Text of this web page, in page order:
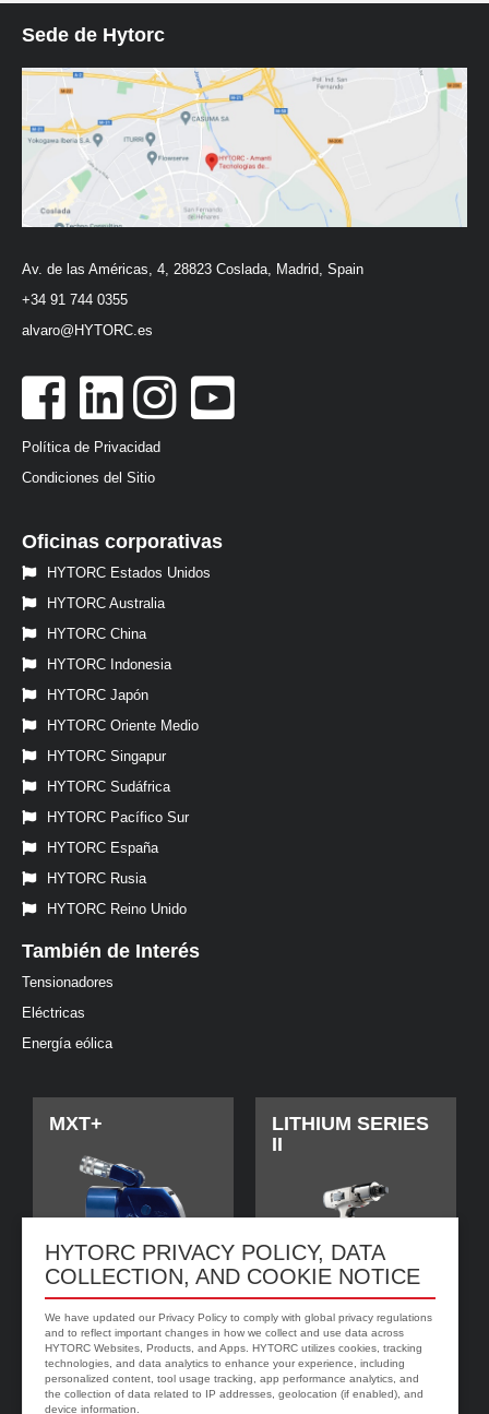
HYTORC PRIVACY POLICY, DATA
COLLECTION, AND COOKIE NOTICE
We have updated our Privacy Policy to comply with global privacy regulations
and to reflect important changes in how we collect and use data across
HYTORC Websites, Products, and Apps. HYTORC utilizes cookies, tracking
technologies, and data analytics to enhance your experience, including
personalized content, tool usage tracking, app performance analytics, and
the collection of data related to IP addresses, geolocation (if enabled), and
device information.
Sede de Hytorc
Av. de las Américas, 4, 28823 Coslada, Madrid, Spain
+34 91 744 0355
alvaro@HYTORC.es
Política de Privacidad
Condiciones del Sitio
Oficinas corporativas
HYTORC Estados Unidos
HYTORC Australia
HYTORC China
HYTORC Indonesia
HYTORC Japón
HYTORC Oriente Medio
HYTORC Singapur
HYTORC Sudáfrica
HYTORC Pacífico Sur
HYTORC España
HYTORC Rusia
HYTORC Reino Unido
También de Interés
Tensionadores
Eléctricas
Energía eólica
MXT+
LITHIUM SERIES
II
jGun DIGITAL
Arandela
HYTORC